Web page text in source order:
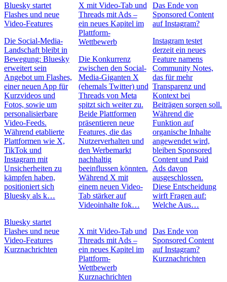
Bluesky startet
Flashes und neue
Video-Features
Die Social-Media-
Landschaft bleibt in
Bewegung: Bluesky
erweitert sein
Angebot um Flashes,
einer neuen App für
Kurzvideos und
Fotos, sowie um
personalisierbare
Video-Feeds.
Während etablierte
Plattformen wie X,
TikTok und
Instagram mit
Unsicherheiten zu
kämpfen haben,
positioniert sich
Bluesky als k…
Bluesky startet
Flashes und neue
Video-Features
Kurznachrichten
X mit Video-Tab und
Threads mit Ads –
ein neues Kapitel im
Plattform-
Wettbewerb
Die Konkurrenz
zwischen den Social-
Media-Giganten X
(ehemals Twitter) und
Threads von Meta
spitzt sich weiter zu.
Beide Plattformen
präsentieren neue
Features, die das
Nutzerverhalten und
den Werbemarkt
nachhaltig
beeinflussen könnten.
Während X mit
einem neuen Video-
Tab stärker auf
Videoinhalte fok…
X mit Video-Tab und
Threads mit Ads –
ein neues Kapitel im
Plattform-
Wettbewerb
Kurznachrichten
Das Ende von
Sponsored Content
auf Instagram?
Instagram testet
derzeit ein neues
Feature namens
Community Notes,
das für mehr
Transparenz und
Kontext bei
Beiträgen sorgen soll.
Während die
Funktion auf
organische Inhalte
angewendet wird,
bleiben Sponsored
Content und Paid
Ads davon
ausgeschlossen.
Diese Entscheidung
wirft Fragen auf:
Welche Aus…
Das Ende von
Sponsored Content
auf Instagram?
Kurznachrichten